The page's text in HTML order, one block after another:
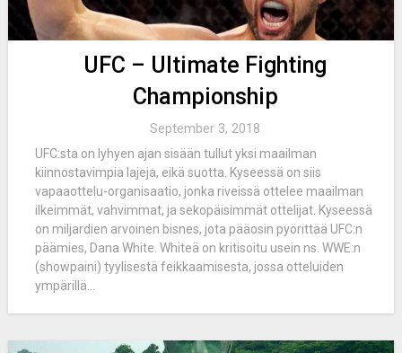
UFC – Ultimate Fighting
Championship
September 3, 2018
UFC:sta on lyhyen ajan sisään tullut yksi maailman
kiinnostavimpia lajeja, eikä suotta. Kyseessä on siis
vapaaottelu-organisaatio, jonka riveissä ottelee maailman
ilkeimmät, vahvimmat, ja sekopäisimmät ottelijat. Kyseessä
on miljardien arvoinen bisnes, jota pääosin pyörittää UFC:n
päämies, Dana White. Whiteä on kritisoitu usein ns. WWE:n
(showpaini) tyylisestä feikkaamisesta, jossa otteluiden
ympärillä...